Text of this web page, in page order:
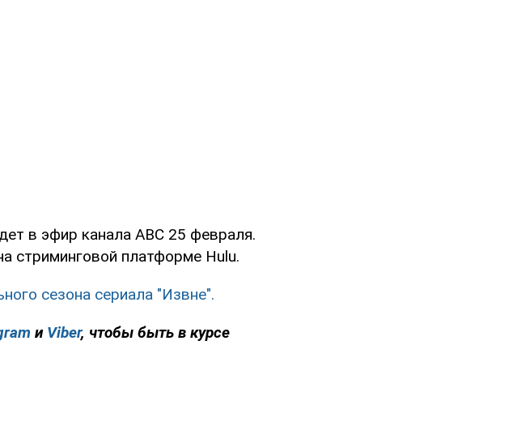
в эфир канала АВС 25 февраля.
стриминговой платформе Hulu.
сезона сериала "Извне".
и Viber, чтобы быть в курсе